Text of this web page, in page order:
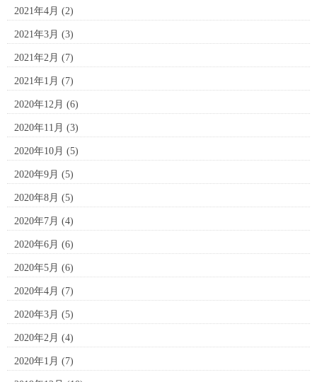
2021年4月 (2)
2021年3月 (3)
2021年2月 (7)
2021年1月 (7)
2020年12月 (6)
2020年11月 (3)
2020年10月 (5)
2020年9月 (5)
2020年8月 (5)
2020年7月 (4)
2020年6月 (6)
2020年5月 (6)
2020年4月 (7)
2020年3月 (5)
2020年2月 (4)
2020年1月 (7)